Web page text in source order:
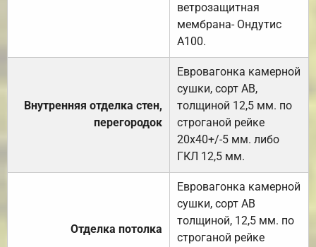
ветрозащитная
мембрана- Ондутис
А100.
Внутренняя отделка стен,
перегородок
Евровагонка камерной
сушки, сорт АВ,
толщиной 12,5 мм. по
строганой рейке
20х40+/-5 мм. либо
ГКЛ 12,5 мм.
Отделка потолка
Евровагонка камерной
сушки, сорт АВ
толщиной, 12,5 мм. по
строганой рейке